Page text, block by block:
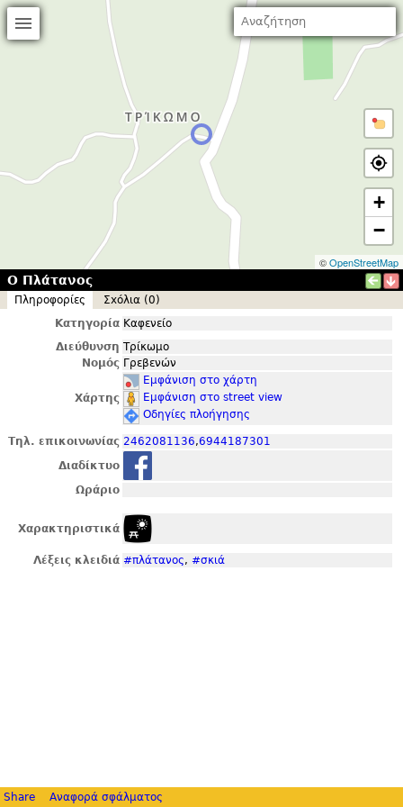
+
−
©OpenStreetMap
Ο Πλάτανος
Πληροφορίες
Σxόλια (0)
Κατηγορία Καφενείο
Διεύθυνση Τρίκωμο
Νομός Γρεβενών
Χάρτης
Εμφάνιση στο χάρτη
Εμφάνιση στο street view
Οδηγίες πλοήγησης
Τηλ. επικοινωνίας 2462081136,6944187301
Διαδίκτυο
Ωράριο
Χαρακτηριστικά
Λέξεις κλειδιά #πλάτανος, #σκιά
Share Αναφορά σφάλματος